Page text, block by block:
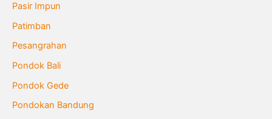
Pasir Impun
Patimban
Pesangrahan
Pondok Bali
Pondok Gede
Pondokan Bandung